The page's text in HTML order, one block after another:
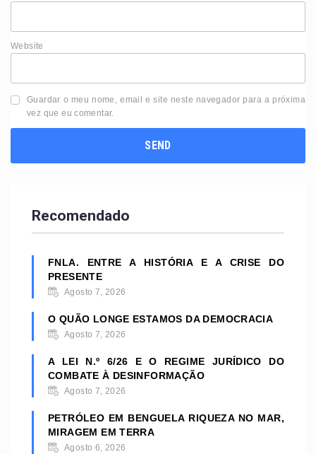
Website
Guardar o meu nome, email e site neste navegador para a próxima
vez que eu comentar.
Recomendado
FNLA. ENTRE A HISTÓRIA E A CRISE DO
PRESENTE
Agosto 7, 2026
O QUÃO LONGE ESTAMOS DA DEMOCRACIA
Agosto 7, 2026
A LEI N.º 6/26 E O REGIME JURÍDICO DO
COMBATE À DESINFORMAÇÃO
Agosto 7, 2026
PETRÓLEO EM BENGUELA RIQUEZA NO MAR,
MIRAGEM EM TERRA
Agosto 6, 2026